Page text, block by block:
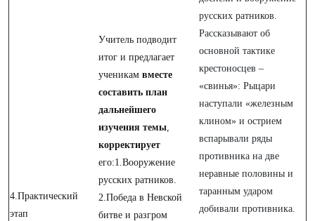
4.Практический
этап
Учитель подводит
итог и предлагает
ученикам вместе
составить план
дальнейшего
изучения темы,
корректирует
его:1.Вооружение
русских ратников.
2.Победа в Невской
битве и разгром
русских ратников.
Рассказывают об
основной тактике
крестоносцев –
«свинья»: Рыцари
наступали «железным
клином» и острием
вспарывали ряды
противника на две
неравные половины и
таранным ударом
добивали противника.